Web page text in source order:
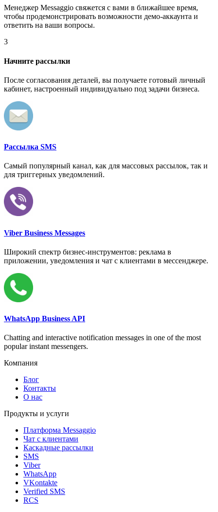
Менеджер Messaggio свяжется с вами в ближайшее время,
чтобы продемонстрировать возможности демо-аккаунта и
ответить на ваши вопросы.
3
Начните рассылки
После согласования деталей, вы получаете готовый личный
кабинет, настроенный индивидуально под задачи бизнеса.
Рассылка SMS
Самый популярный канал, как для массовых рассылок, так и
для триггерных уведомлений.
Viber Business Messages
Широкий спектр бизнес-инструментов: реклама в
приложении, уведомления и чат с клиентами в мессенджере.
WhatsApp Business API
Chatting and interactive notification messages in one of the most
popular instant messengers.
Компания
Блог
Контакты
О нас
Продукты и услуги
Платформа Messaggio
Чат с клиентами
Каскадные рассылки
SMS
Viber
WhatsApp
VKontakte
Verified SMS
RCS